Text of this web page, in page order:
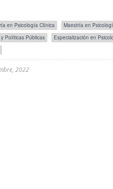
en Psicología Clínica Maestría en
Políticas Públicas
Especialización en
2022